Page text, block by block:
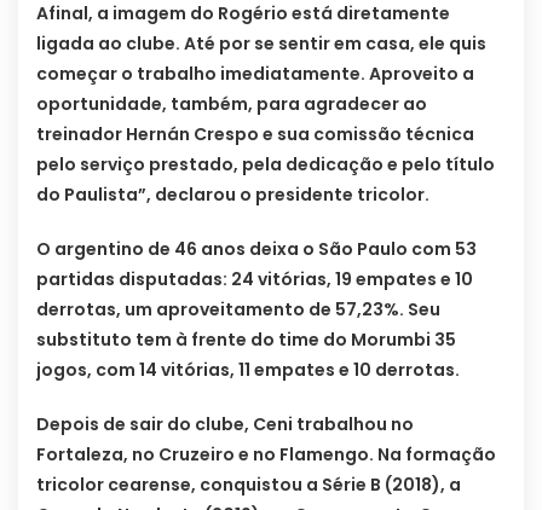
Afinal, a imagem do Rogério está diretamente
ligada ao clube. Até por se sentir em casa, ele quis
começar o trabalho imediatamente. Aproveito a
oportunidade, também, para agradecer ao
treinador Hernán Crespo e sua comissão técnica
pelo serviço prestado, pela dedicação e pelo título
do Paulista”, declarou o presidente tricolor.
O argentino de 46 anos deixa o São Paulo com 53
partidas disputadas: 24 vitórias, 19 empates e 10
derrotas, um aproveitamento de 57,23%. Seu
substituto tem à frente do time do Morumbi 35
jogos, com 14 vitórias, 11 empates e 10 derrotas.
Depois de sair do clube, Ceni trabalhou no
Fortaleza, no Cruzeiro e no Flamengo. Na formação
tricolor cearense, conquistou a Série B (2018), a